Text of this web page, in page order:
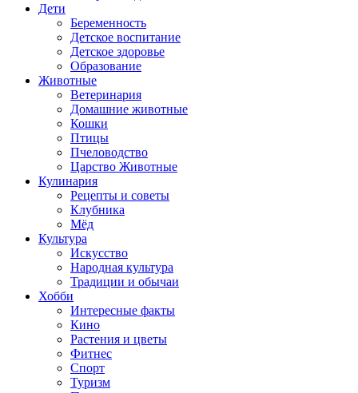
Дети
Беременность
Детское воспитание
Детское здоровье
Образование
Животные
Ветеринария
Домашние животные
Кошки
Птицы
Пчеловодство
Царство Животные
Кулинария
Рецепты и советы
Клубника
Мёд
Культура
Искусство
Народная культура
Традиции и обычаи
Хобби
Интересные факты
Кино
Растения и цветы
Фитнес
Спорт
Туризм